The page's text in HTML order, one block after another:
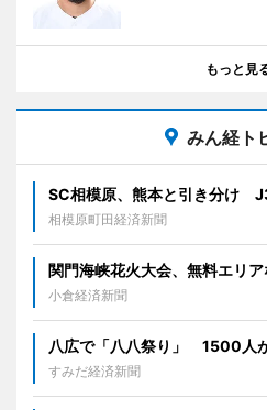
もっと見
みん経ト
SC相模原、熊本と引き分け
相模原町田経済新聞
関門海峡花火大会、無料エリ
小倉経済新聞
八広で「八八祭り」 1500人
すみだ経済新聞